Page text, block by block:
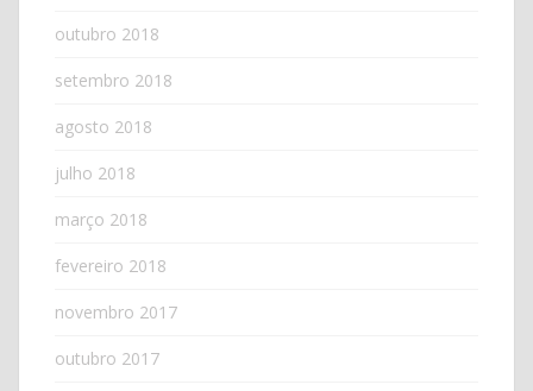
outubro 2018
setembro 2018
agosto 2018
julho 2018
março 2018
fevereiro 2018
novembro 2017
outubro 2017